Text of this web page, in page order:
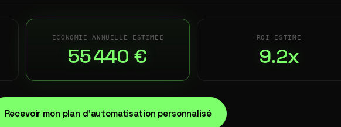
ÉCONOMIE ANNUELLE ESTIMÉE
55 440 €
ROI ESTIMÉ
9.2x
Recevoir mon plan d'automatisation personnalisé